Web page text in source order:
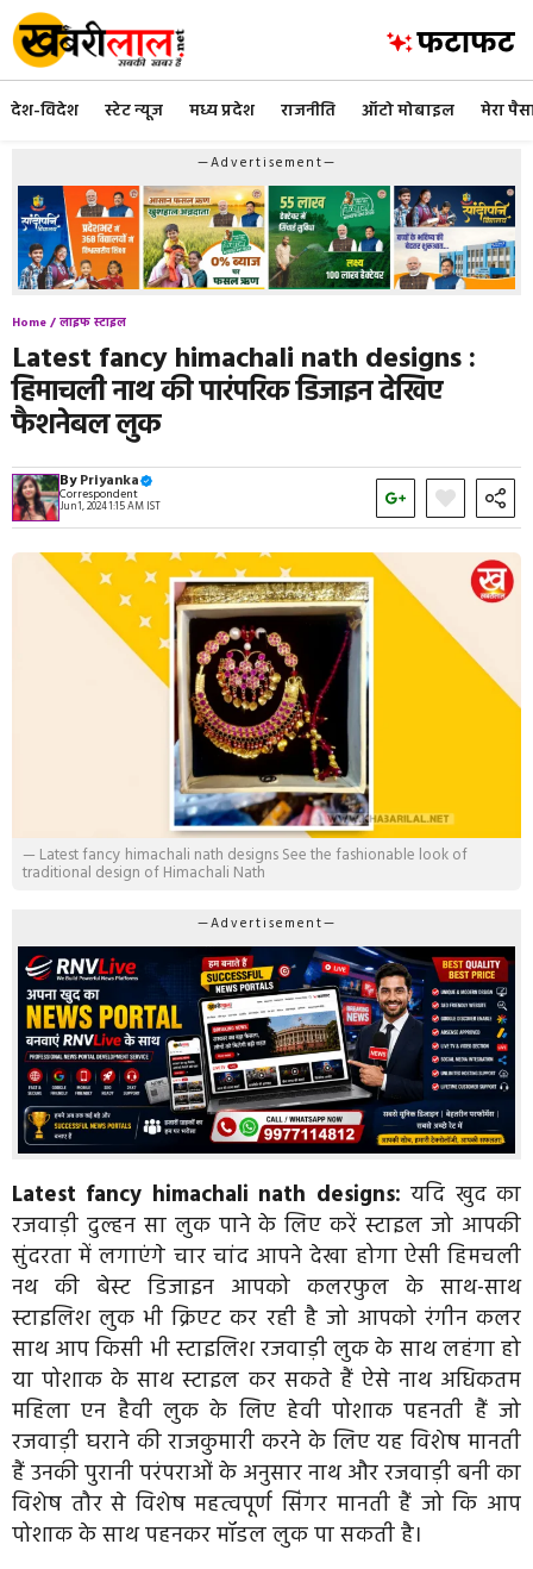
Skip
to
content
देश-विदेश स्टेट न्यूज मध्य प्रदेश राजनीति ऑटो मोबाइल मेरा
—Advertisement—
Home /लाइफ स्टाइल
Latest fancy himachali nath designs :
हिमाचली नाथ की पारंपरिक डिजाइन देखिए
फैशनेबल लुक
ByPriyanka
Correspondent
Jun 1, 2024 1:15 AM IST
— Latest fancy himachali nath designs See the fashionable look of
traditional design of Himachali Nath
—Advertisement—
Latest fancy himachali nath designs: यदि खुद का
रजवाड़ी दुल्हन सा लुक पाने के लिए करें स्टाइल जो आपकी
सुंदरता में लगाएंगे चार चांद आपने देखा होगा ऐसी हिमचली
नथ की बेस्ट डिजाइन आपको कलरफुल के साथ-साथ
स्टाइलिश लुक भी क्रिएट कर रही है जो आपको रंगीन कलर
साथ आप किसी भी स्टाइलिश रजवाड़ी लुक के साथ लहंगा हो
या पोशाक के साथ स्टाइल कर सकते हैं ऐसे नाथ अधिकतम
महिला एन हैवी लुक के लिए हेवी पोशाक पहनती हैं जो
रजवाड़ी घराने की राजकुमारी करने के लिए यह विशेष मानती
हैं उनकी पुरानी परंपराओं के अनुसार नाथ और रजवाड़ी बनी का
विशेष तौर से विशेष महत्वपूर्ण सिंगर मानती हैं जो कि आप
पोशाक के साथ पहनकर मॉडल लुक पा सकती है।